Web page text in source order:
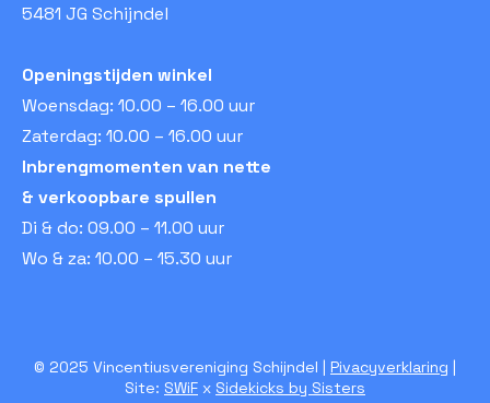
5481 JG Schijndel
Openingstijden winkel
Woensdag: 10.00 – 16.00 uur
Zaterdag: 10.00 – 16.00 uur
Inbrengmomenten van nette
& verkoopbare spullen
Di & do: 09.00 – 11.00 uur
Wo & za: 10.00 – 15.30 uur
© 2025 Vincentiusvereniging Schijndel | Pivacyverklaring |
Site: SWiF x Sidekicks by Sisters